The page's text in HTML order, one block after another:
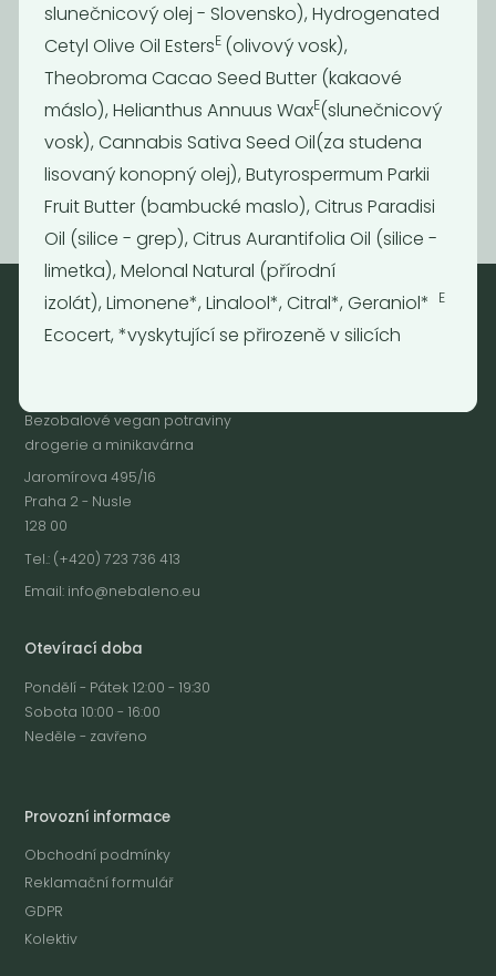
Oční
stíny/tvářenka
růže
209Kč 95Kč
Oční
stíny/tvářenka
sakura
189Kč 95Kč
Nebaleno
Bezobalové vegan potraviny
drogerie a minikavárna
Jaromírova 495/16
Praha 2 - Nusle
128 00
Tel.: (+420) 723 736 413
Email: info@nebaleno.eu
Otevírací doba
Pondělí - Pátek 12:00 - 19:30
Sobota 10:00 - 16:00
Neděle - zavřeno
Provozní informace
Obchodní podmínky
Reklamační formulář
GDPR
Kolektiv
slunečnicový olej - Slovensko), Hydrogenated
Cetyl Olive Oil EstersE (olivový vosk),
Theobroma Cacao Seed Butter (kakaové
máslo), Helianthus Annuus WaxE(slunečnicový
vosk), Cannabis Sativa Seed Oil(za studena
lisovaný konopný olej), Butyrospermum Parkii
Fruit Butter (bambucké maslo), Citrus Paradisi
Oil (silice - grep), Citrus Aurantifolia Oil (silice -
limetka), Melonal Natural (přírodní
izolát), Limonene*, Linalool*, Citral*, Geraniol*
E
Ecocert, *vyskytující se přirozeně v silicích